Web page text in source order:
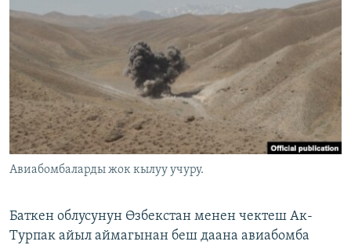
ЫҢГАЙСЫЗ СУРООЛОР
ЭЕ/АРнун бардык сайттары
Авиабомбаларды жок кылуу учуру.
Баткен облусунун Өзбекстан менен чектеш Ак-
Турпак айыл аймагынан беш даана авиабомба